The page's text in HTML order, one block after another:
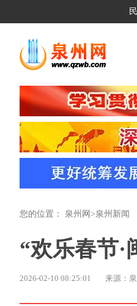
您的位置： 泉州网 >泉州新闻
“欢乐春节
2026-02-10 08:25:01 来源：